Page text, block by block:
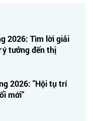
2026: Tìm lời giải
ý tưởng đến thị
2026: "Hội tụ trí
mới"